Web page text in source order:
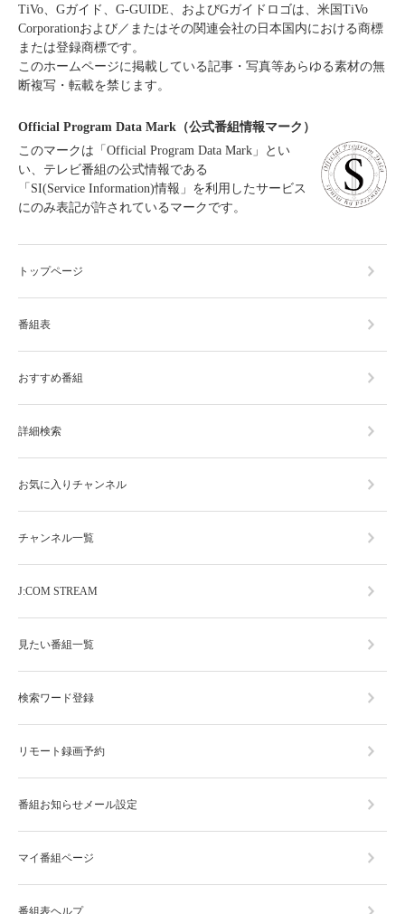
TiVo、Gガイド、G-GUIDE、およびGガイドロゴは、米国TiVo
Corporationおよび／またはその関連会社の日本国内における商標
または登録商標です。
このホームページに掲載している記事・写真等あらゆる素材の無
断複写・転載を禁じます。
Official Program Data Mark（公式番組情報マーク）
このマークは「Official Program Data Mark」とい
い、テレビ番組の公式情報である
「SI(Service Information)情報」を利用したサービス
にのみ表記が許されているマークです。
トップページ
番組表
おすすめ番組
詳細検索
お気に入りチャンネル
チャンネル一覧
J:COM STREAM
見たい番組一覧
検索ワード登録
リモート録画予約
番組お知らせメール設定
マイ番組ページ